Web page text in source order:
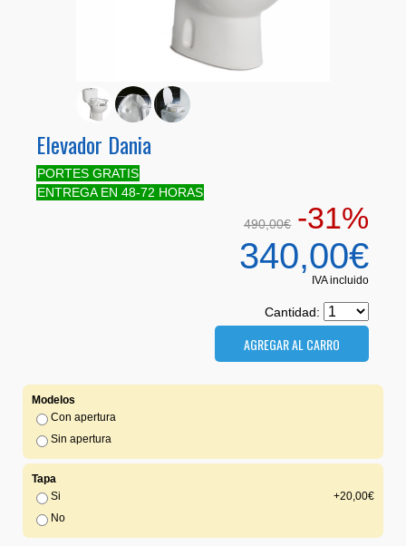
Elevador Dania
PORTES GRATIS
ENTREGA EN 48-72 HORAS
490,00€ -31%
340,00€
IVA incluido
Cantidad:
Modelos
Con apertura
Sin apertura
Tapa
Si
+20,00€
No